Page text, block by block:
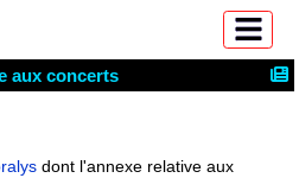
aux concerts
dont l'annexe relative aux